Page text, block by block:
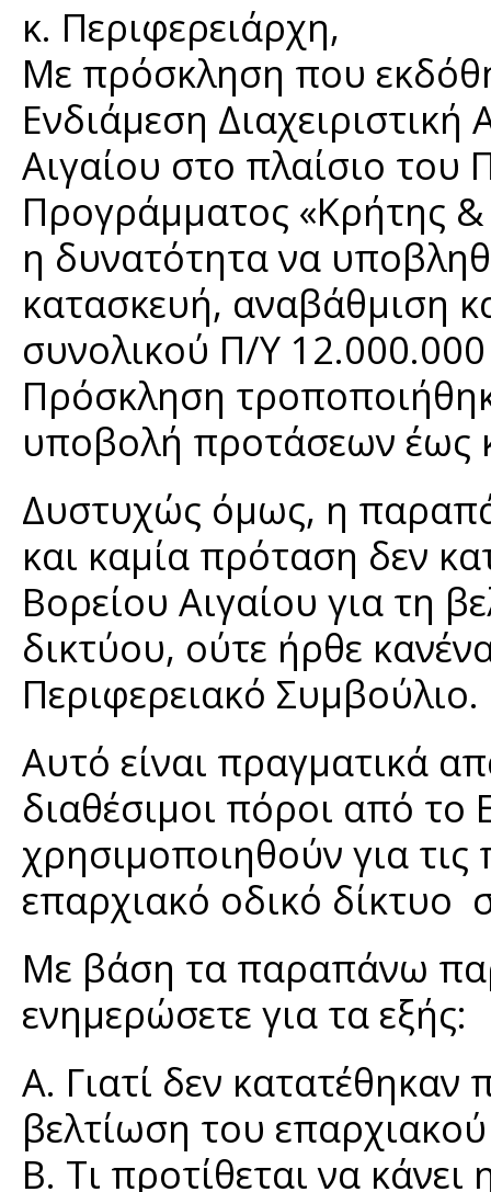
κ. Περιφερειάρχη,
Με πρόσκληση που
Ενδιάμεση
Αιγαίου στο πλαίσιο του
Προγράμματος «Κρήτης
η δυνατότητα να
κατασκευή, αναβάθμιση
συνολικού Π/Υ
Πρόσκληση
υποβολή προτάσεων έως
Δυστυχώς όμως, η
και καμία πρόταση δεν
Βορείου Αιγαίου για τη
δικτύου, ούτε ήρθε
Περιφερειακό Συμβούλιο.
Αυτό είναι πραγματικά
διαθέσιμοι πόροι από
χρησιμοποιηθούν για
επαρχιακό οδικό δίκτυο
Με βάση τα παραπάνω
ενημερώσετε για τα εξής:
Α. Γιατί δεν
βελτίωση του
Β. Τι προτίθεται να